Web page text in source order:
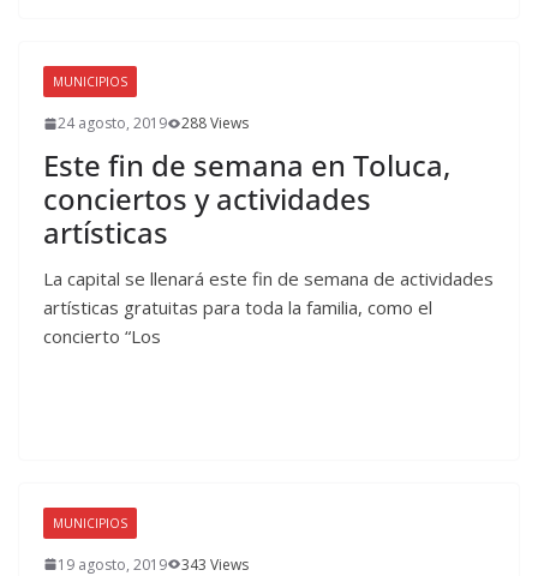
MUNICIPIOS
24 agosto, 2019 288 Views
Este fin de semana en Toluca,
conciertos y actividades
artísticas
La capital se llenará este fin de semana de actividades
artísticas gratuitas para toda la familia, como el
concierto “Los
MUNICIPIOS
19 agosto, 2019 343 Views